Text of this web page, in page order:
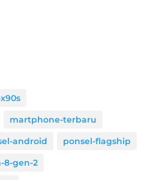
martphone-terbaru
android
ponsel-flagship
8-gen-2